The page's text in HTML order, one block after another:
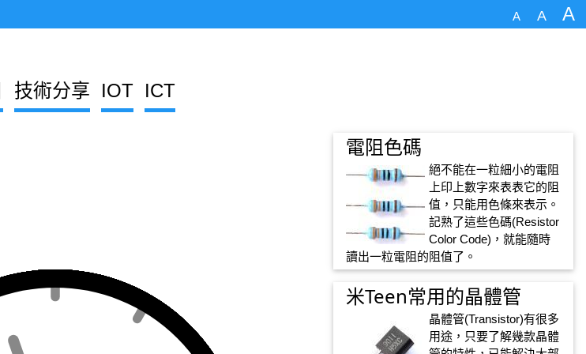
A A A
技術分享 IOT ICT
電阻色碼
絕不能在一粒細小的電阻
上印上數字來表表它的阻
值，只能用色條來表示。
記熟了這些色碼(Resistor
Color Code)，就能隨時
讀出一粒電阻的阻值了。
米Teen常用的晶體管
晶體管(Transistor)有很多
用途，只要了解幾款晶體